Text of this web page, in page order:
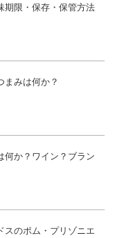
期限・保存・保管方法
まみは何か？
何か？ワイン？ブラン
スのポム・プリゾニエ